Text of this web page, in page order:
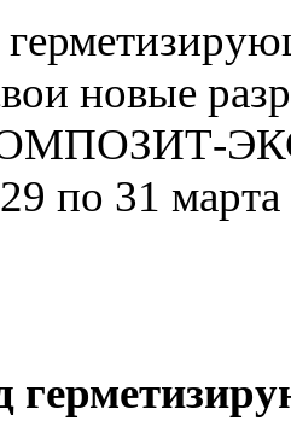
новые
по 31